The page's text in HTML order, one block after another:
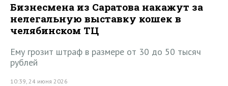
Бизнесмена из Саратова накажут за
нелегальную выставку кошек в
челябинском ТЦ
Ему грозит штраф в размере от 30 до 50 тысяч
рублей
10:39, 24 июня 2026